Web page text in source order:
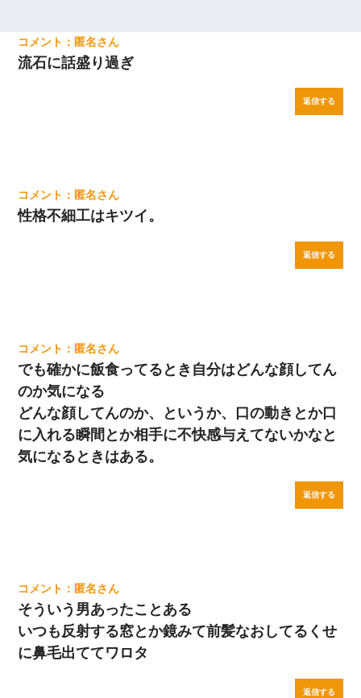
匿名
流石に話盛り過ぎ
返信する
匿名
性格不細工はキツイ。
返信する
匿名
でも確かに飯食ってるとき自分はどんな顔してん
のか気になる
どんな顔してんのか、というか、口の動きとか口
に入れる瞬間とか相手に不快感与えてないかなと
気になるときはある。
返信する
匿名
そういう男あったことある
いつも反射する窓とか鏡みて前髪なおしてるくせ
に鼻毛出ててワロタ
返信する